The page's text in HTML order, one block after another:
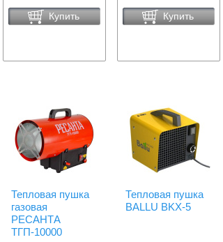
Купить Купить
Тепловая пушка
газовая
РЕСАНТА
ТГП-10000
Тепловая пушка
BALLU BKX-5